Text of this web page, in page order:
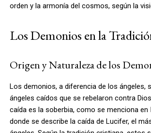
orden y la armonía del cosmos, según la
Los Demonios en la
Origen y Naturaleza de los
Los demonios, a diferencia de los ángeles,
ángeles caídos que se rebelaron contra
caída es la soberbia, como se menciona en
donde se describe la caída de Lucifer, el